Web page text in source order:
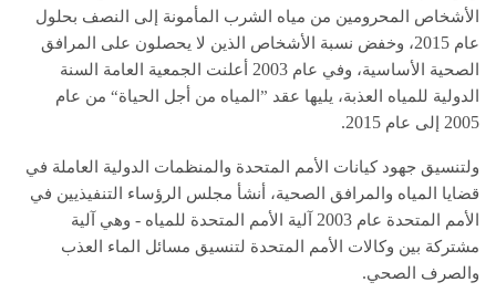
الأشخاص المحرومين من مياه الشرب المأمونة إلى النصف بحلول
عام2015، وخفض نسبة الأشخاص الذين لا يحصلون على المرافق
الصحية الأساسية، وفي عام2003 أعلنت الجمعية العامة السنة
الدولية للمياه العذبة، يليها عقد ”المياه من أجل الحياة“ من عام
2005 إلى عام2015.
ولتنسيق جهود كيانات الأمم المتحدة والمنظمات الدولية العاملة في
قضايا المياه والمرافق الصحية، أنشأ مجلس الرؤساء التنفيذيين في
الأمم المتحدة عام2003 آلية الأمم المتحدة للمياه-وهي آلية
مشتركة بين وكالات الأمم المتحدة لتنسيق مسائل الماء العذب
والصرف الصحي.